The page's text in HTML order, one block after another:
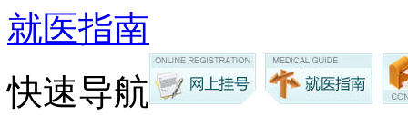
就医指南
快速导航